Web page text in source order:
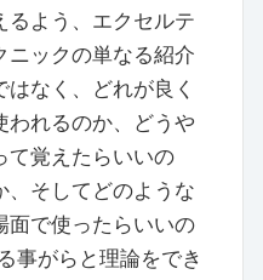
るよう、エクセルテ
ニックの単なる紹介
はなく、どれが良く
われるのか、どうや
て覚えたらいいの
、そしてどのような
面で使ったらいいの
事がらと理論をでき